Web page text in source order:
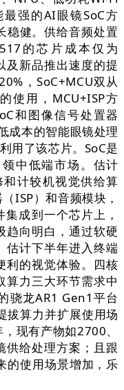
强的AI眼镜SoC方
稳健。供给音频处置
的芯片成本仅为
及新品推出速度的提
，SoC+MCU双从
使用，MCU+ISP方
和图像信号处置器
成本的智能眼镜处理
用了该芯片。SoC是
中低端市场。估计
计较机视觉供给算
ISP）和音频模块，
成到一个芯片上，
向明白，通过软硬
估计下半年进入终端
利的视觉体验。四核
算力三大环节需求中
骁龙AR1 Gen1平台
拔算力并扩展使用场
现有产物如2700、
给处理方案；且跟
的使用场景增加，乐